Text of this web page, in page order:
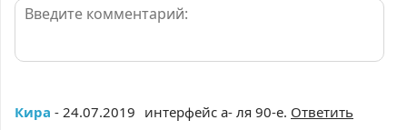
Кира - 24.07.2019 интерфейс а- ля 90-е. Ответить